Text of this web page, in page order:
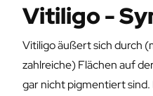
Vitiligo -
Vitiligo äußert sich durch
zahlreiche) Flächen auf
gar nicht pigmentiert